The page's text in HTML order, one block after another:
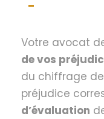
Votre avocat
de vos
du chiffrage de
préjudice
d’évaluation